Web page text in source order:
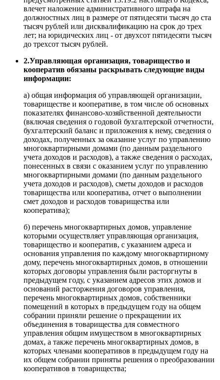
влечет наложение административного штрафа на
должностных лиц в размере от пятидесяти тысяч до ста
тысяч рублей или дисквалификацию на срок до трех
лет; на юридических лиц - от двухсот пятидесяти тысяч
до трехсот тысяч рублей.
2.Управляющая организация, товарищество и
кооператив обязаны раскрывать следующие виды
информации:
а) общая информация об управляющей организации,
товариществе и кооперативе, в том числе об основных
показателях финансово-хозяйственной деятельности
(включая сведения о годовой бухгалтерской отчетности,
бухгалтерский баланс и приложения к нему, сведения о
доходах, полученных за оказание услуг по управлению
многоквартирными домами (по данным раздельного
учета доходов и расходов), а также сведения о расходах,
понесенных в связи с оказанием услуг по управлению
многоквартирными домами (по данным раздельного
учета доходов и расходов), сметы доходов и расходов
товарищества или кооператива, отчет о выполнении
смет доходов и расходов товарищества или
кооператива);
б) перечень многоквартирных домов, управление
которыми осуществляет управляющая организация,
товарищество и кооператив, с указанием адреса и
основания управления по каждому многоквартирному
дому, перечень многоквартирных домов, в отношении
которых договоры управления были расторгнуты в
предыдущем году, с указанием адресов этих домов и
оснований расторжения договоров управления,
перечень многоквартирных домов, собственники
помещений в которых в предыдущем году на общем
собрании приняли решение о прекращении их
объединения в товарищества для совместного
управления общим имуществом в многоквартирных
домах, а также перечень многоквартирных домов, в
которых членами кооперативов в предыдущем году на
их общем собрании приняты решения о преобразовании
кооперативов в товарищества;